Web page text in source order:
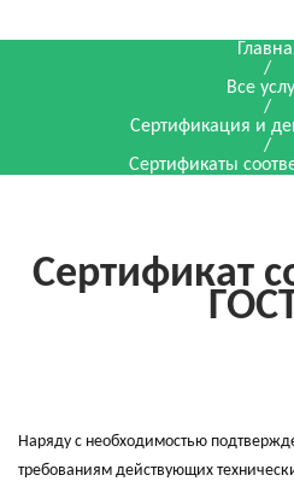
/
Все
/
Сертификация и
/
Сертификаты
Сертификат
Наряду с необходимостью
требованиям действующих